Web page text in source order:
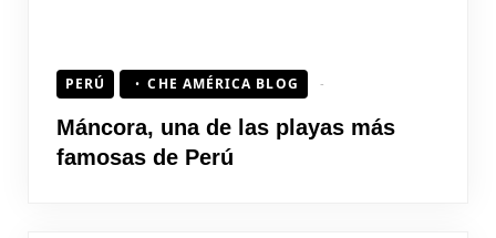
PERÚ CHE AMÉRICA BLOG
Máncora, una de las playas más
famosas de Perú